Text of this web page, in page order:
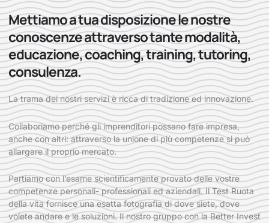
Mettiamo a tua disposizione le nostre
conoscenze attraverso tante modalità,
educazione, coaching, training, tutoring,
consulenza.
La trama dei nostri servizi è ricca di tradizione ed innovazione.
Collaboriamo perché gli imprenditori possano fare impresa,
anche con altri: attraverso la unione di più competenze si può
allargare il proprio mercato.
Partiamo con l’esame scientificamente provato delle vostre
competenze personali- professionali ed aziendali. Il Test Ruota
della vita fornisce una esatta fotografia di dove siete, dove
volete andare e le soluzioni. Il nostro gruppo con la Better Invest